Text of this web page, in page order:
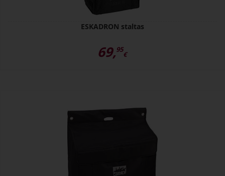
ESKADRON staltas
69,95
€